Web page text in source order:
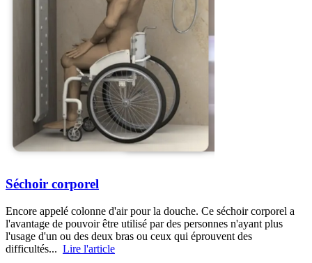
Séchoir corporel
Encore appelé colonne d'air pour la douche. Ce séchoir corporel a
l'avantage de pouvoir être utilisé par des personnes n'ayant plus
l'usage d'un ou des deux bras ou ceux qui éprouvent des
difficultés... Lire l'article